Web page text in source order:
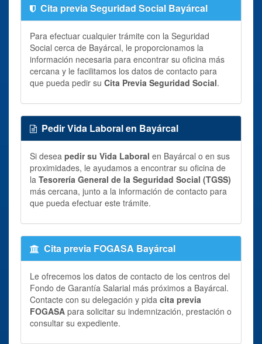
Cita previa Seguridad Social Bayárcal
Para efectuar cualquier trámite con la Seguridad
Social cerca de Bayárcal, le proporcionamos la
información necesaria para encontrar su oficina más
cercana y le facilitamos los datos de contacto para
que pueda pedir su Cita Previa Seguridad Social.
Pedir Vida Laboral en Bayárcal
Si desea pedir su Vida Laboral en Bayárcal o en sus
proximidades, le ayudamos a encontrar su oficina de
la Tesorería General de la Seguridad Social (TGSS)
más cercana, junto a la información de contacto para
que pueda efectuar este trámite.
Cita previa FOGASA Bayárcal
Le ofrecemos los datos de contacto de los centros del
Fondo de Garantía Salarial más próximos a Bayárcal.
Contacte con su delegación y pida cita previa
FOGASA para solicitar su indemnización, prestación o
consultar su expediente.